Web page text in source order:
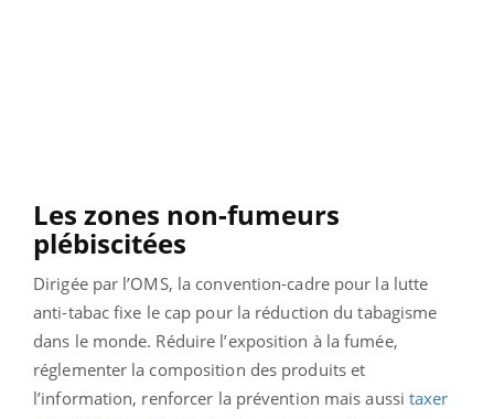
Les zones non-fumeurs
plébiscitées
Dirigée par l’OMS, la convention-cadre pour la lutte
anti-tabac fixe le cap pour la réduction du tabagisme
dans le monde. Réduire l’exposition à la fumée,
réglementer la composition des produits et
l’information, renforcer la prévention mais aussitaxer